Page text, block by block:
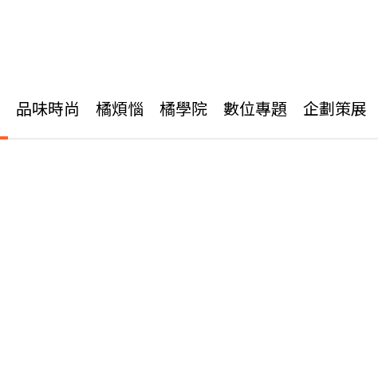
品味時尚 橘煩惱 橘學院 數位專題 企劃策展